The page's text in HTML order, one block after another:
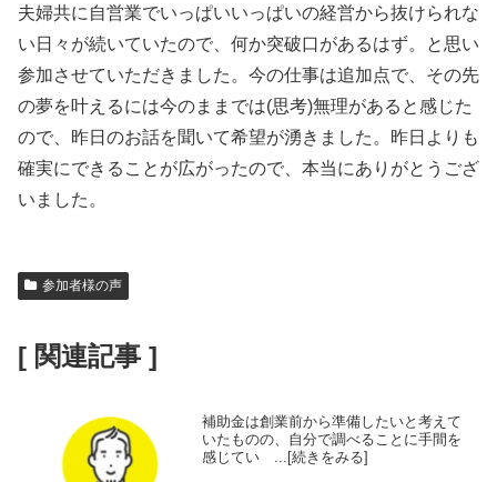
夫婦共に自営業でいっぱいいっぱいの経営から抜けられな
い日々が続いていたので、何か突破口があるはず。と思い
参加させていただきました。今の仕事は追加点で、その先
の夢を叶えるには今のままでは(思考)無理があると感じた
ので、昨日のお話を聞いて希望が湧きました。昨日よりも
確実にできることが広がったので、本当にありがとうござ
いました。
参加者様の声
[ 関連記事 ]
補助金は創業前から準備したいと考えて
いたものの、自分で調べることに手間を
感じてい ...[続きをみる]